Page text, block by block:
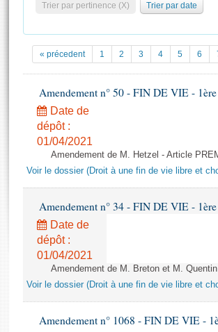
Pétitions
Projets de loi
Propositions de loi
Amendements
Textes adoptés
Rapports d'enquête
Rapports législatifs
Rapports sur l'application des lois
Baromètre de l’application des lois
Statistiques et chiffres clés
Documents de référence
( Constitution | Règlement de l'Assemblée ... )
Histoire
Juniors
Anciennes législatures
Liens vers les sites publics
La Bibliothèque
Contacts et plan d'accès
Photos libres de droit
Trier par pertinence (X) Trier par date
« précedent 1 2 3 4 5 6
Amendement n° 50 - FIN DE VIE -
Date de
dépôt :
01/04/2021
Amendement de M. Hetzel - Article
Voir le dossier (Droit à une fin de vie libre et
Amendement n° 34 - FIN DE VIE -
Date de
dépôt :
01/04/2021
Amendement de M. Breton et M.
Voir le dossier (Droit à une fin de vie libre et
Amendement n° 1068 - FIN DE VIE -